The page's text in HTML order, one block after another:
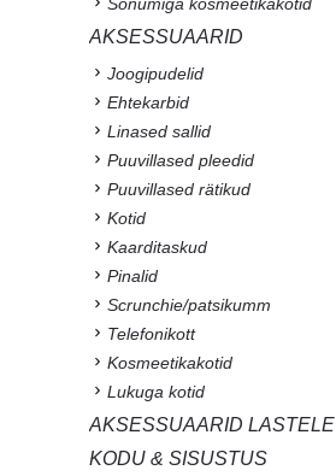
AKSESSUAARID
Joogipudelid
Ehtekarbid
Linased sallid
Puuvillased pleedid
Puuvillased rätikud
Kotid
Kaarditaskud
Pinalid
Scrunchie/patsikumm
Telefonikott
Kosmeetikakotid
Lukuga kotid
AKSESSUAARID LASTELE
KODU & SISUSTUS